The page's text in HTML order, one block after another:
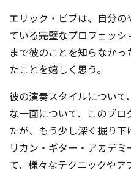
エリック・ビブは、自分
ている完璧なプロフェッ
まで彼のことを知らなか
たことを嬉しく思う。
彼の演奏スタイルについ
な一面について、このブ
たが、もう少し深く掘り
リカン・ギター・アカデ
て、様々なテクニックや